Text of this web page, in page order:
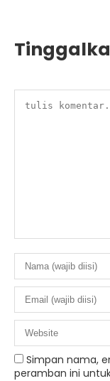
Simpan nama,
peramban ini